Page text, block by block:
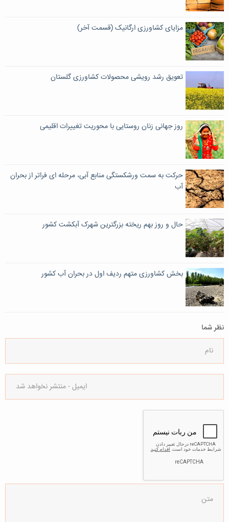
مزایای کشاورزی ارگانیک (قسمت آخر)
تعویق رشد رویشی محصولات کشاورزی گلستان
روز جهانی زنان روستایی با محوریت تغییرات اقلیمی
حرکت به سمت ورشکستگی منابع آبی، مرحله ای فراتر از بحران
آب
حال و روز بهم ریخته بزرگترین شهرک آبکشت کشور
بخش کشاورزی متهم ردیف اول در بحران آب کشور
نظر شما